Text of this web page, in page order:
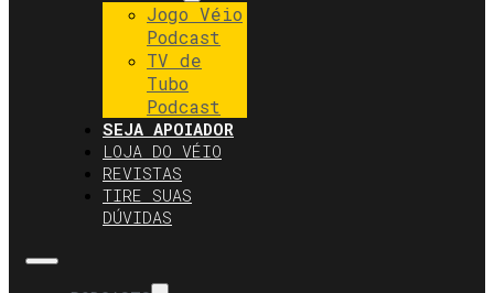
Jogo Véio
Podcast
TV de
Tubo
Podcast
SEJA APOIADOR
LOJA DO VÉIO
REVISTAS
TIRE SUAS
DÚVIDAS